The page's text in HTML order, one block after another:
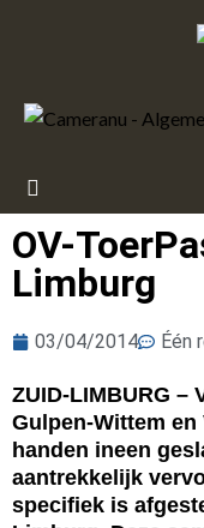
OV-
Limburg
03/04/2014 Één
ZUID-LIMBURG –
Gulpen-Wittem
handen ineen
aantrekkelijk
specifiek is